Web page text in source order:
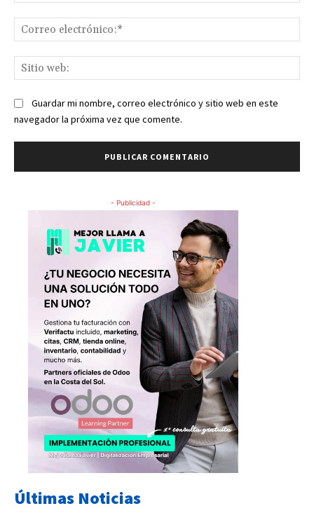
Guardar mi nombre, correo electrónico y sitio web en este
navegador la próxima vez que comente.
- Publicidad -
Últimas Noticias